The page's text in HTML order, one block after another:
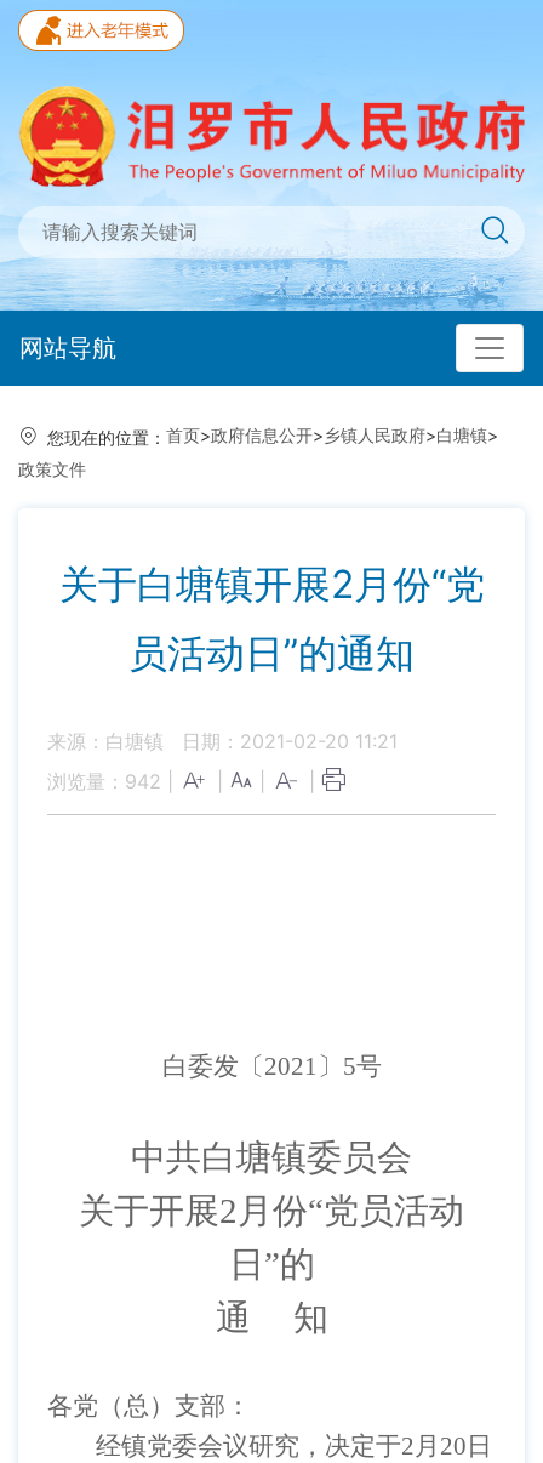
网站导航
您现在的位置： 首页>政府信息公开>乡镇人民政府>白塘镇>
政策文件
关于白塘镇开展2月份“党
员活动日”的通知
来源：白塘镇
日期：2021-02-20 11:21
浏览量： 942
白委发〔2021 〕 5号
中共白塘镇委员会
关于开展2月份“党员活动
日”的
通
知
各党（总）支部 ：
经镇党委会议研究，决定于2月 20 日